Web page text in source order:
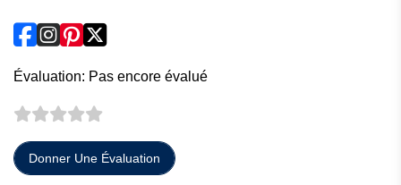
Évaluation: Pas encore évalué
Donner Une Évaluation